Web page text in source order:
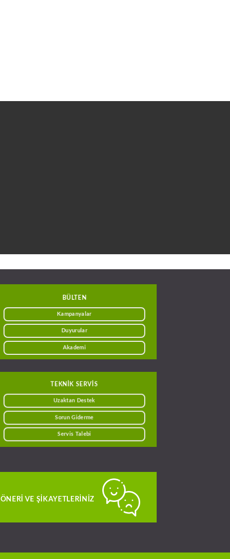
BÜLTEN
Kampanyalar
Duyurular
Akademi
TEKNİK SERVİS
Uzaktan Destek
Sorun Giderme
Servis Talebi
ÖNERI VE ŞIKAYETLERINIZ